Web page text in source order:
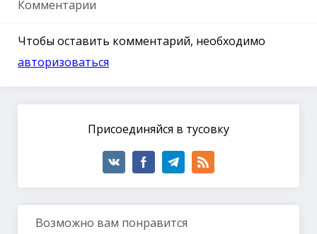
Комментарии
Чтобы оставить комментарий, необходимо
авторизоваться
Присоединяйся в тусовку
Возможно вам понравится